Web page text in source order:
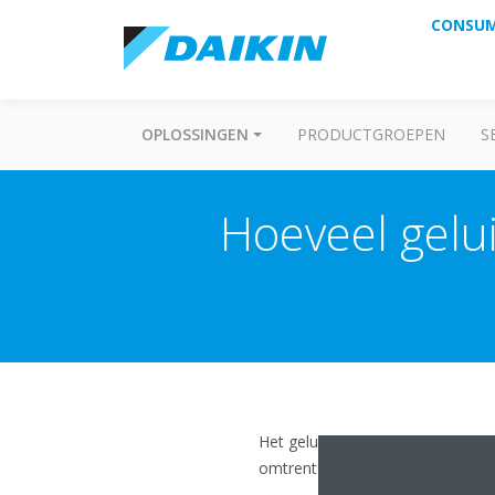
OPLOSSINGEN PRODUCTGROEPEN
Hoeveel
Het geluid van een Daikin
omtrent geluid terugvinden.